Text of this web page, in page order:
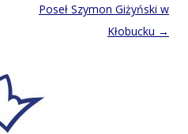
Poseł Szymon Giżyński w
Kłobucku →